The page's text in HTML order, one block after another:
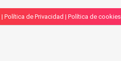
| Política de Privacidad | Política de cookies